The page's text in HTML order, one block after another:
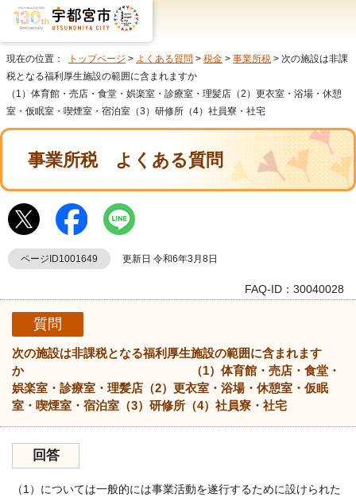
現在の位置： トップページ > よくある質問 > 税金 > 事業所税 > 次の施設は非課
税となる福利厚生施設の範囲に含まれますか
（1）体育館・売店・食堂・娯楽室・診療室・理髪店（2）更衣室・浴場・休憩
室・仮眠室・喫煙室・宿泊室（3）研修所（4）社員寮・社宅
事業所税よくある質問
ページID1001649 更新日 令和6年3月8日
FAQ-ID：30040028
質問
次の施設は非課税となる福利厚生施設の範囲に含まれます
か （1）体育館・売店・食堂・
娯楽室・診療室・理髪店（2）更衣室・浴場・休憩室・仮眠
室・喫煙室・宿泊室（3）研修所（4）社員寮・社宅
回答
（1）については一般的には事業活動を遂行するために設けられた